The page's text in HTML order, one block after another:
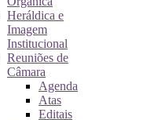
Heráldica e
Imagem
Institucional
Reuniões de
Câmara
Agenda
Atas
Editais